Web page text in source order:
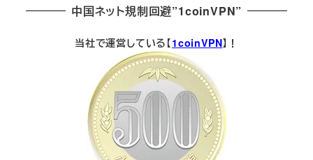
中国ネット規制回避”1coinVPN”
当社で運営している【1coinVPN】！